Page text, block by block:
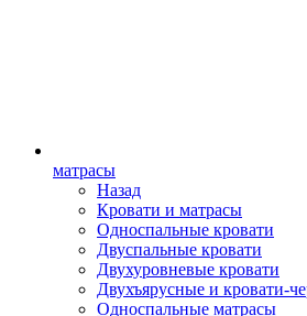
матрасы
Назад
Кровати и матрасы
Односпальные кровати
Двуспальные кровати
Двухуровневые кровати
Двухъярусные и кровати-
Односпальные матрасы